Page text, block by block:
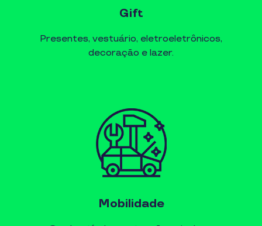
Gift
Presentes, vestuário, eletroeletrônicos,
decoração e lazer.
Mobilidade